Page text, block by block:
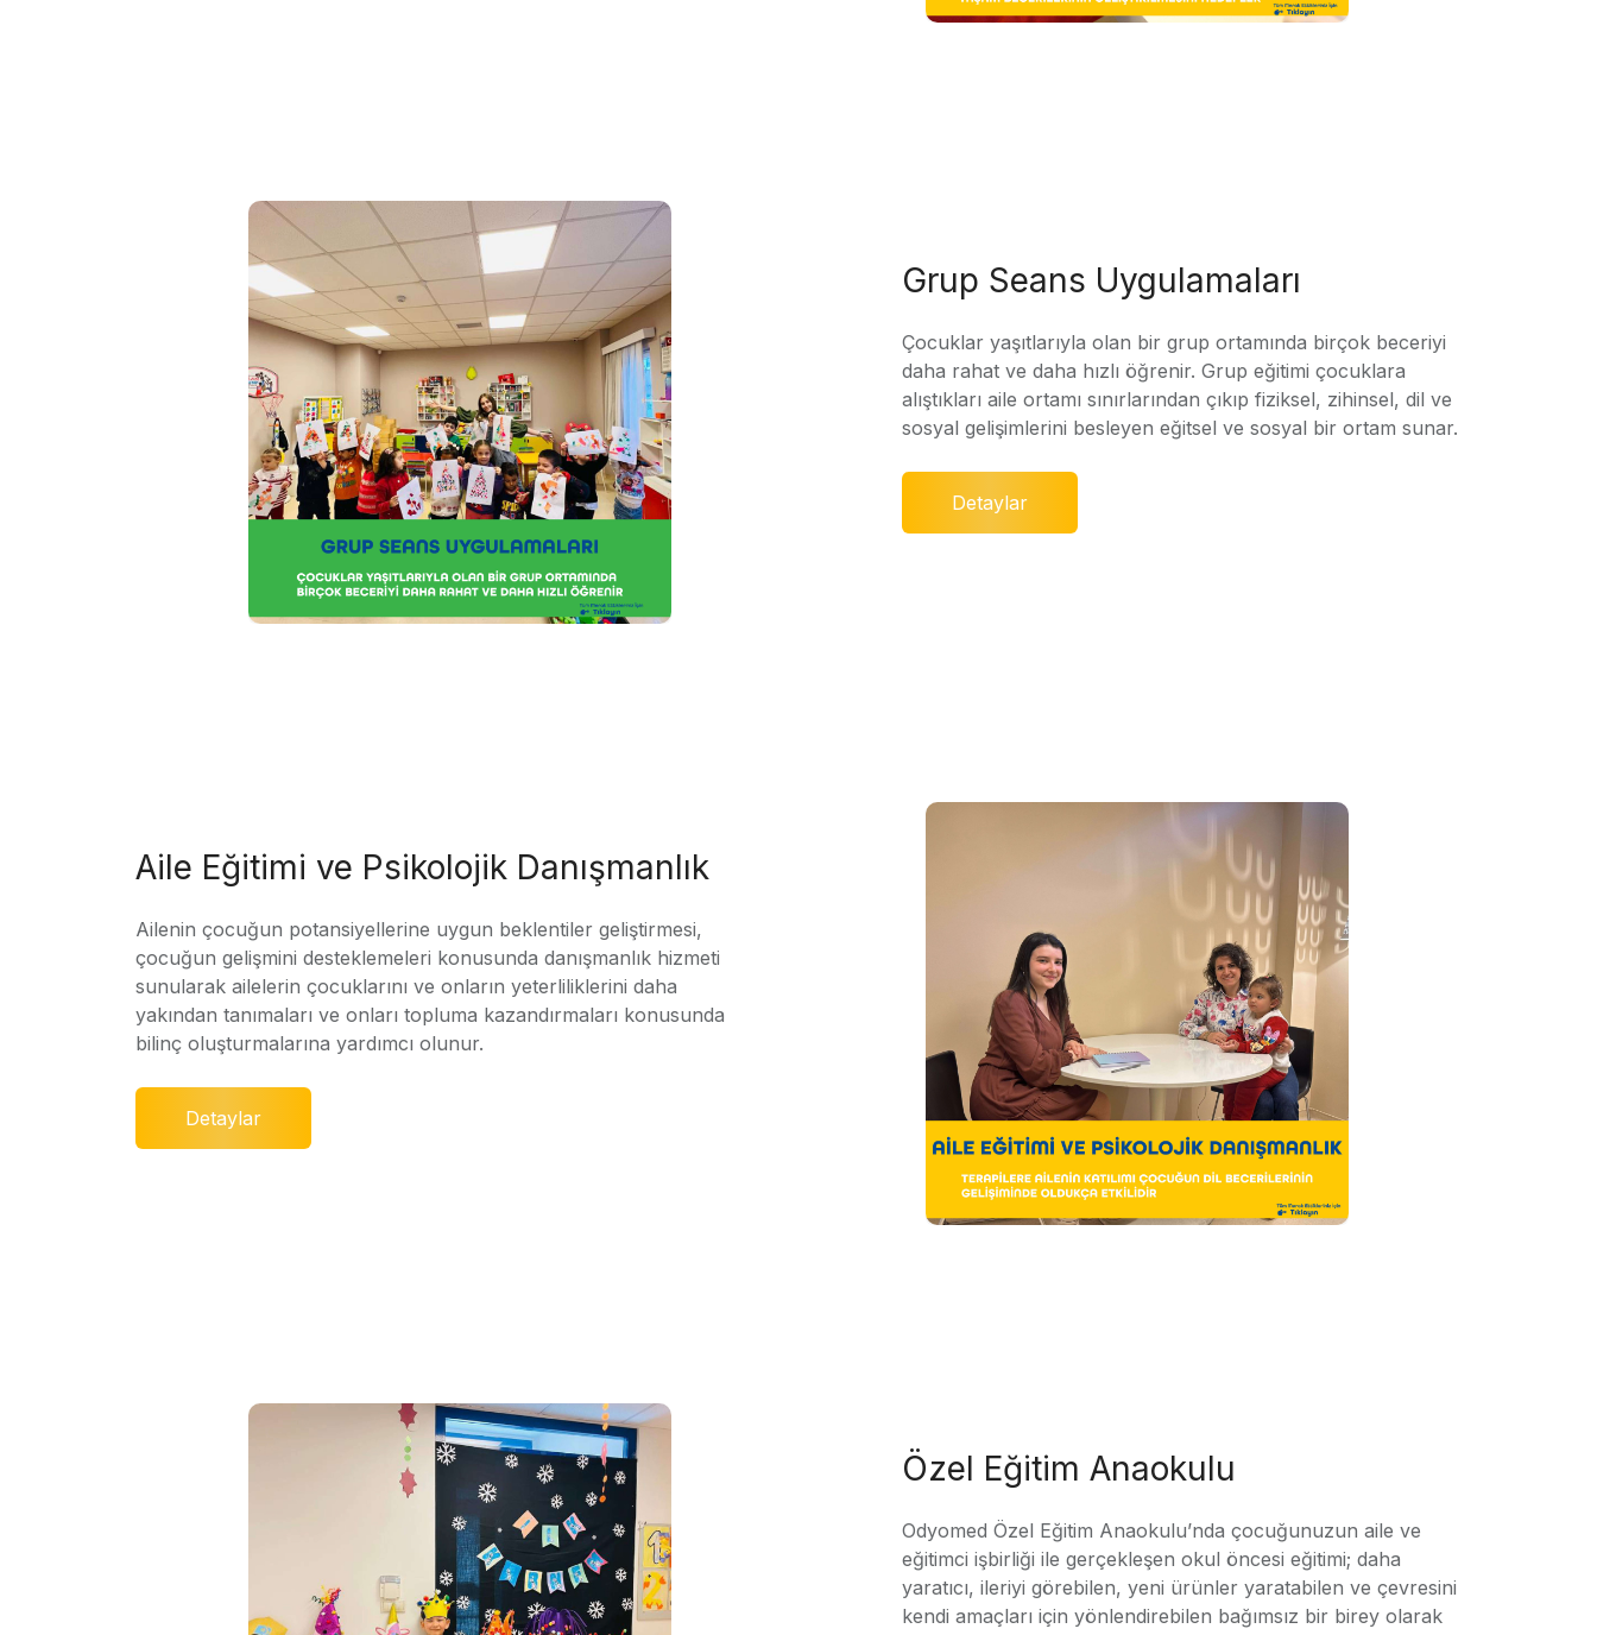
Grup Seans Uygulamaları
Çocuklar yaşıtlarıyla olan bir grup ortamında birçok beceriyi
daha rahat ve daha hızlı öğrenir. Grup eğitimi çocuklara
alıştıkları aile ortamı sınırlarından çıkıp fiziksel, zihinsel, dil ve
sosyal gelişimlerini besleyen eğitsel ve sosyal bir ortam sunar.
Detaylar
Aile Eğitimi ve Psikolojik Danışmanlık
Ailenin çocuğun potansiyellerine uygun beklentiler geliştirmesi,
çocuğun gelişmini desteklemeleri konusunda danışmanlık hizmeti
sunularak ailelerin çocuklarını ve onların yeterliliklerini daha
yakından tanımaları ve onları topluma kazandırmaları konusunda
bilinç oluşturmalarına yardımcı olunur.
Detaylar
Özel Eğitim Anaokulu
Odyomed Özel Eğitim Anaokulu’nda çocuğunuzun aile ve
eğitimci işbirliği ile gerçekleşen okul öncesi eğitimi; daha
yaratıcı, ileriyi görebilen, yeni ürünler yaratabilen ve çevresini
kendi amaçları için yönlendirebilen bağımsız bir birey olarak